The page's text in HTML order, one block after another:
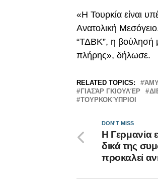
«Η Τουρκία είναι
Ανατολική
“ΤΔΒΚ”, η βούλησή
πλήρης», δήλωσε.
RELATED TOPICS:
ΓΙΑΣΆΡ ΓΚΙΟΥΛΈΡ
ΤΟΥΡΚΟΚΎΠΡΙΟΙ
DON'T MISS
Η Γερμανία
δικά της
προκαλεί